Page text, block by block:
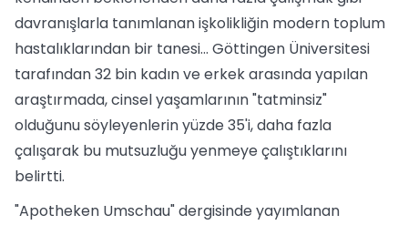
davranışlarla tanımlanan işkolikliğin modern toplum
hastalıklarından bir tanesi... Göttingen Üniversitesi
tarafından 32 bin kadın ve erkek arasında yapılan
araştırmada, cinsel yaşamlarının "tatminsiz"
olduğunu söyleyenlerin yüzde 35'i, daha fazla
çalışarak bu mutsuzluğu yenmeye çalıştıklarını
belirtti.
"Apotheken Umschau" dergisinde yayımlanan